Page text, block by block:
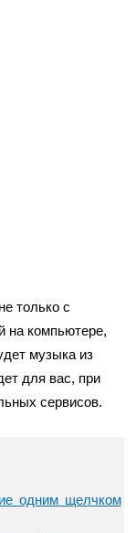
только с
на компьютере,
музыка из
для вас, при
сервисов.
одним щелчком